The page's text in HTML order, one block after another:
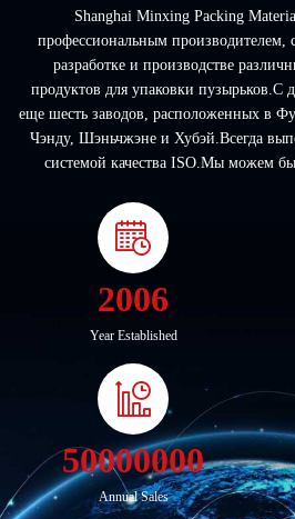
Shanghai Minxing Packing
профессиональным
разработке и производстве
продуктов для упаковки пузырьков.С
еще шесть заводов, расположенных в
Чэнду, Шэньчжэне и Хубэй.Всегда
системой качества ISO.Мы можем
можем предоставить на
2006
Year Established
50000000
Annual Sales